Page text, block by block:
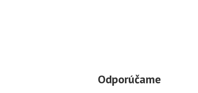
Odporúčame